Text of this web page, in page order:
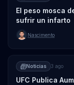
El peso mosca
sufrir un infarto
Nascimento
Noticias 3 ago
UFC Publica